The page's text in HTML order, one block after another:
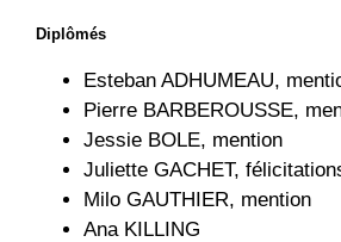
Diplômés
Esteban ADHUMEAU,
Pierre BARBEROUSSE,
Jessie BOLE, mention
Juliette GACHET,
Milo GAUTHIER, mention
Ana KILLING